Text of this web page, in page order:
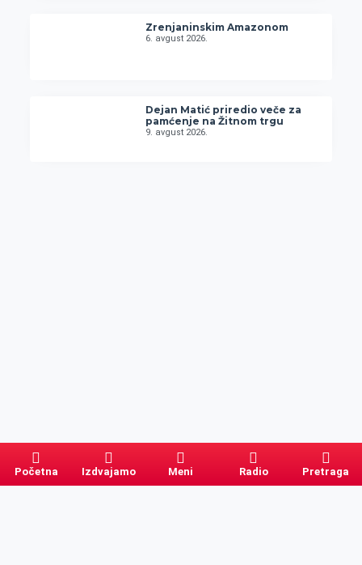
Zrenjaninskim Amazonom
6. avgust 2026.
Dejan Matić priredio veče za
pamćenje na Žitnom trgu
9. avgust 2026.
Početna Izdvajamo Meni Radio Pretraga